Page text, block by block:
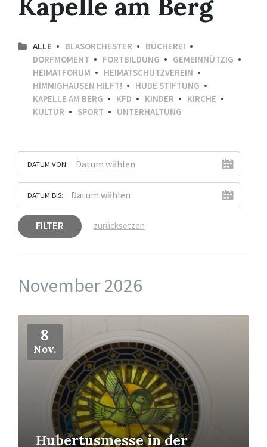
ALLE BLASORCHESTER
BÜCHEREI
DORFMOMENT
FORTBILDUNG
GEMEINNÜTZIG
HEIMATFORUM
HEIMATSCHUTZVEREIN
HIMMIGHAUSEN HILFT!
HUDE STIFTUNG
KAPELLE AM BERG
KFD KINDER
KIRCHE
KULTUR
SPORT UNTERHALTUNG
DATUM VON:
DATUM BIS:
FILTER zurücksetzen
November 2026
8
Nov.
Hubertusmesse in der
Mehr